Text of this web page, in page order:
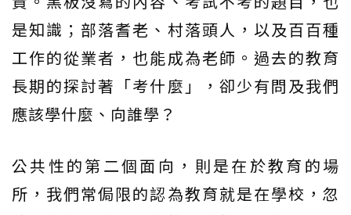
是知識；部落耆老、村落頭人，以及百百種
工作的從業者，也能成為老師。過去的教育
長期的探討著「考什麼」，卻少有問及我們
應該學什麼、向誰學？
公共性的第二個面向，則是在於教育的場
所，我們常侷限的認為教育就是在學校，忽